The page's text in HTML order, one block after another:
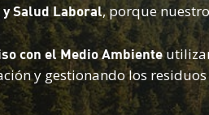
Salud Laboral, porque
con el Medio Ambiente
y gestionando los